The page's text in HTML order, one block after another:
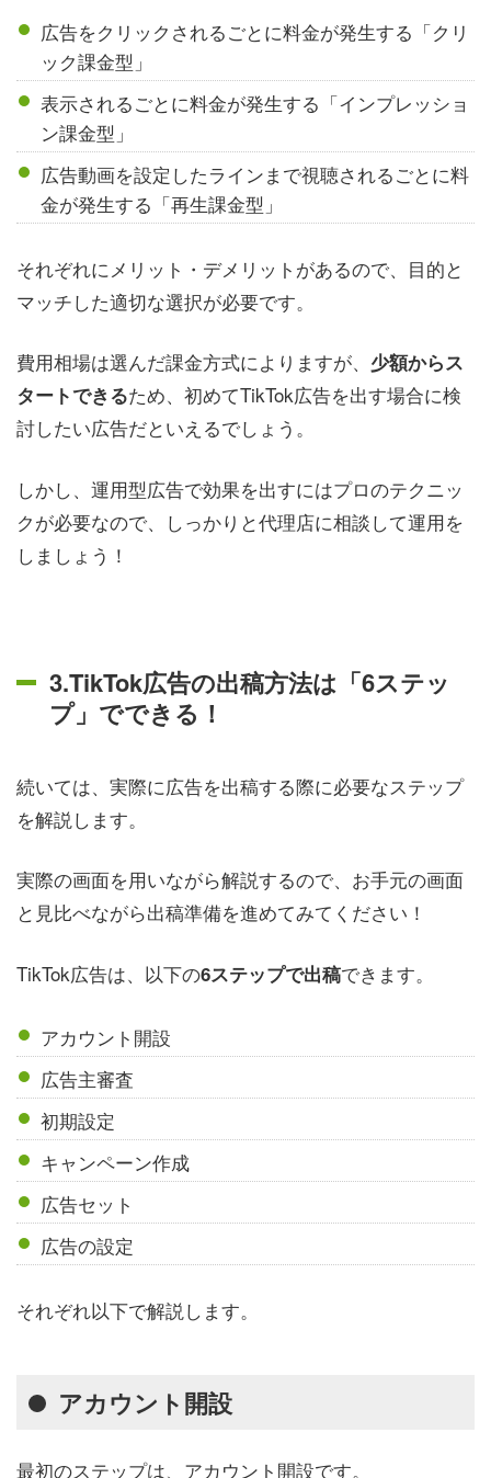
広告をクリックされるごとに料金が発生する「クリ
ック課金型」
表示されるごとに料金が発生する「インプレッショ
ン課金型」
広告動画を設定したラインまで視聴されるごとに料
金が発生する「再生課金型」
それぞれにメリット・デメリットがあるので、目的と
マッチした適切な選択が必要です。
費用相場は選んだ課金方式によりますが、 少額からス
タートできるため、初めてTikTok広告を出す場合に検
討したい広告だといえるでしょう。
しかし、運用型広告で効果を出すにはプロのテクニッ
クが必要なので、しっかりと代理店に相談して運用を
しましょう！
3.TikTok広告の出稿方法は「6ステッ
プ」でできる！
続いては、実際に広告を出稿する際に必要なステップ
を解説します。
実際の画面を用いながら解説するので、お手元の画面
と見比べながら出稿準備を進めてみてください！
TikTok広告は、以下の6ステップで出稿できます。
アカウント開設
広告主審査
初期設定
キャンペーン作成
広告セット
広告の設定
それぞれ以下で解説します。
アカウント開設
最初のステップは、アカウント開設です。